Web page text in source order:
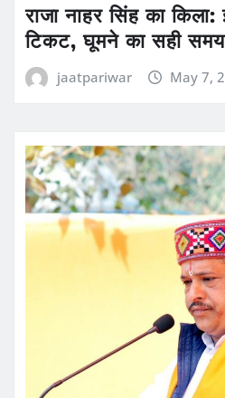
राजा नाहर सिंह का
टिकट, घूमने का सही समय
jaatpariwar May 7,